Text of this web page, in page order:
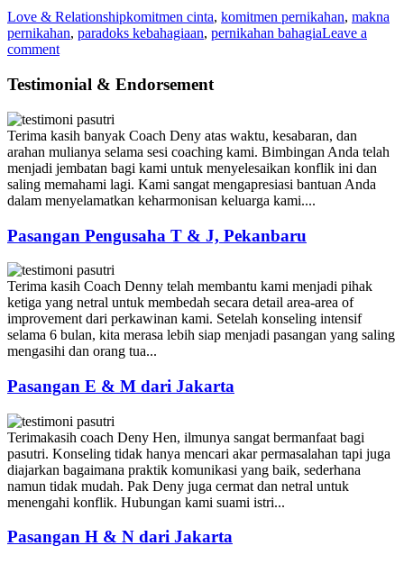
Love & Relationshipkomitmen cinta, komitmen pernikahan, makna
pernikahan, paradoks kebahagiaan, pernikahan bahagiaLeave a
comment
Testimonial & Endorsement
Terima kasih banyak Coach Deny atas waktu, kesabaran, dan
arahan mulianya selama sesi coaching kami. Bimbingan Anda telah
menjadi jembatan bagi kami untuk menyelesaikan konflik ini dan
saling memahami lagi. Kami sangat mengapresiasi bantuan Anda
dalam menyelamatkan keharmonisan keluarga kami....
Pasangan Pengusaha T & J, Pekanbaru
Terima kasih Coach Denny telah membantu kami menjadi pihak
ketiga yang netral untuk membedah secara detail area-area of
improvement dari perkawinan kami. Setelah konseling intensif
selama 6 bulan, kita merasa lebih siap menjadi pasangan yang saling
mengasihi dan orang tua...
Pasangan E & M dari Jakarta
Terimakasih coach Deny Hen, ilmunya sangat bermanfaat bagi
pasutri. Konseling tidak hanya mencari akar permasalahan tapi juga
diajarkan bagaimana praktik komunikasi yang baik, sederhana
namun tidak mudah. Pak Deny juga cermat dan netral untuk
menengahi konflik. Hubungan kami suami istri...
Pasangan H & N dari Jakarta